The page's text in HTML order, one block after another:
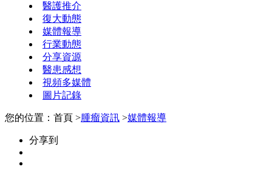
醫護推介
復大動態
媒體報導
行業動態
分享資源
醫患感想
視頻多媒體
圖片記錄
您的位置：首頁 >腫瘤資訊 >媒體報導
分享到